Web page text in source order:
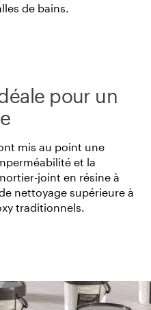
de bains.
pour un
mis au point une
et la
joint en résine à
nettoyage supérieure à
traditionnels.